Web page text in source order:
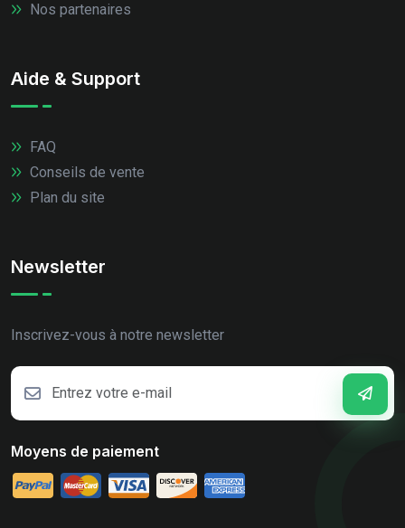
Nos partenaires
Aide & Support
FAQ
Conseils de vente
Plan du site
Newsletter
Inscrivez-vous à notre newsletter
Moyens de paiement